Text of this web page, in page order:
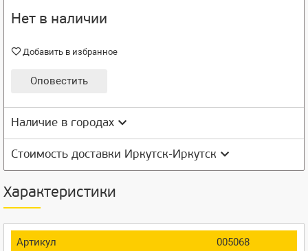
Нет в наличии
Добавить в избранное
Оповестить
Наличие в городах
Стоимость доставки Иркутск-Иркутск
Характеристики
Артикул
005068